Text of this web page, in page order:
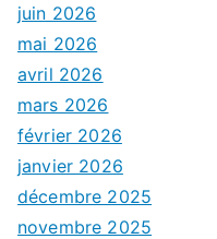
juin 2026
mai 2026
avril 2026
mars 2026
février 2026
janvier 2026
décembre 2025
novembre 2025